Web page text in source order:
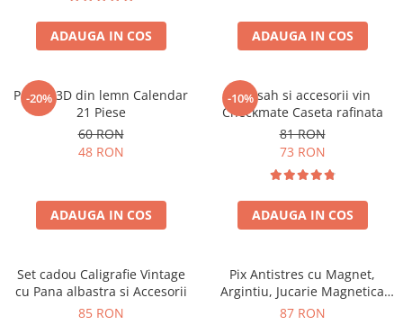
ADAUGA IN COS ADAUGA IN COS
-20%
Puzzle 3D din lemn Calendar
21 Piese
60 RON
48 RON
ADAUGA IN COS
-10%
Set sah si accesorii vin
Checkmate Caseta rafinata
81 RON
73 RON
ADAUGA IN COS
Set cadou Caligrafie Vintage
cu Pana albastra si Accesorii
85 RON
Pix Antistres cu Magnet,
Argintiu, Jucarie Magnetica
pentru Birou
87 RON